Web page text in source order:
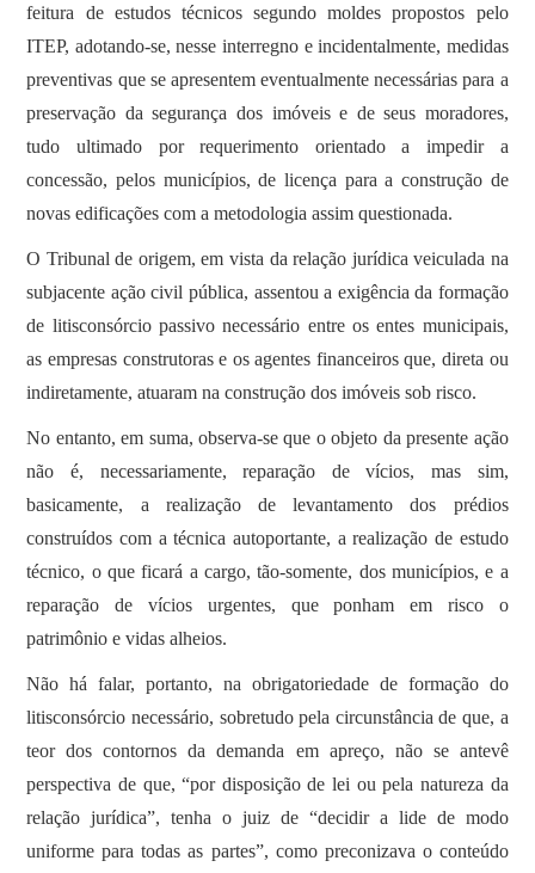
feitura de estudos técnicos segundo moldes propostos pelo
ITEP, adotando-se, nesse interregno e incidentalmente, medidas
preventivas que se apresentem eventualmente necessárias para a
preservação da segurança dos imóveis e de seus moradores,
tudo ultimado por requerimento orientado a impedir a
concessão, pelos municípios, de licença para a construção de
novas edificações com a metodologia assim questionada.
O Tribunal de origem, em vista da relação jurídica veiculada na
subjacente ação civil pública, assentou a exigência da formação
de litisconsórcio passivo necessário entre os entes municipais,
as empresas construtoras e os agentes financeiros que, direta ou
indiretamente, atuaram na construção dos imóveis sob risco.
No entanto, em suma, observa-se que o objeto da presente ação
não é, necessariamente, reparação de vícios, mas sim,
basicamente, a realização de levantamento dos prédios
construídos com a técnica autoportante, a realização de estudo
técnico, o que ficará a cargo, tão-somente, dos municípios, e a
reparação de vícios urgentes, que ponham em risco o
patrimônio e vidas alheios.
Não há falar, portanto, na obrigatoriedade de formação do
litisconsórcio necessário, sobretudo pela circunstância de que, a
teor dos contornos da demanda em apreço, não se antevê
perspectiva de que, “por disposição de lei ou pela natureza da
relação jurídica”, tenha o juiz de “decidir a lide de modo
uniforme para todas as partes”, como preconizava o conteúdo